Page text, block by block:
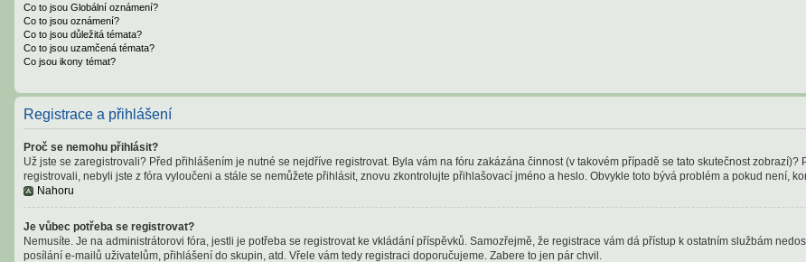
Co to jsou Globální oznámení?
Co to jsou oznámení?
Co to jsou důležitá témata?
Co to jsou uzamčená témata?
Co jsou ikony témat?
Registrace a přihlášení
Proč se nemohu přihlásit?
Už jste se zaregistrovali? Před přihlášením je nutné se nejdříve registrovat. Byla vám na fóru zakázána činnost (v takovém případě se tato skutečnost
registrovali, nebyli jste z fóra vyloučeni a stále se nemůžete přihlásit, znovu zkontrolujte přihlašovací jméno a heslo. Obvykle toto bývá problém a pokud není,
Nahoru
Je vůbec potřeba se registrovat?
Nemusíte. Je na administrátorovi fóra, jestli je potřeba se registrovat ke vkládání příspěvků. Samozřejmě, že registrace vám dá přístup k ostatním službám
posílání e-mailů uživatelům, přihlášení do skupin, atd. Vřele vám tedy registraci doporučujeme. Zabere to jen pár chvil.